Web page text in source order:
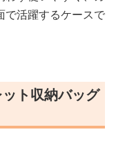
で活躍するケースで
ト収納バッグ